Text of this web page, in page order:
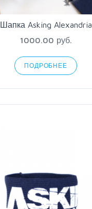
Шапка Asking Alexandria
1000.00 руб.
ПОДРОБНЕЕ